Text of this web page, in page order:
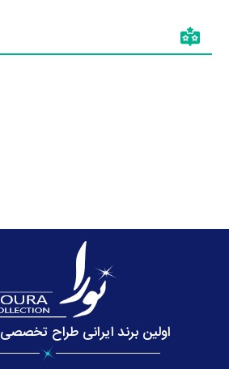
اولین برند ایرانی طراح